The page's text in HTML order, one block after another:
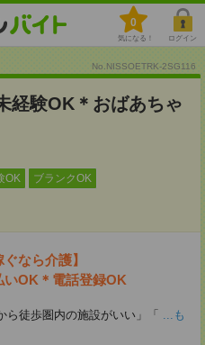
0
気になる！ ログイン
No.NISSOETRK-2SG116
経験OK＊おばあちゃ
OK ブランクOK
なら介護】
いOK＊電話登録OK
徒歩圏内の施設がいい」「 ...も